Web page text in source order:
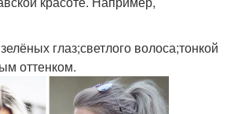
глаз;светлого волоса;тонкой
оттенком.